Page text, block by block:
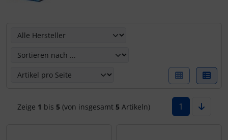
Zeige 1 bis 5 (von insgesamt 5 Artikeln) 1